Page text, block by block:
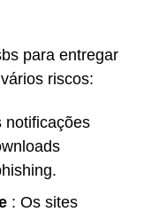
para entregar
riscos:
notificações
: Os sites